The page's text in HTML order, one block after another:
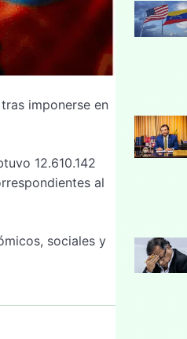
imponerse en
12.610.142
al
sociales y